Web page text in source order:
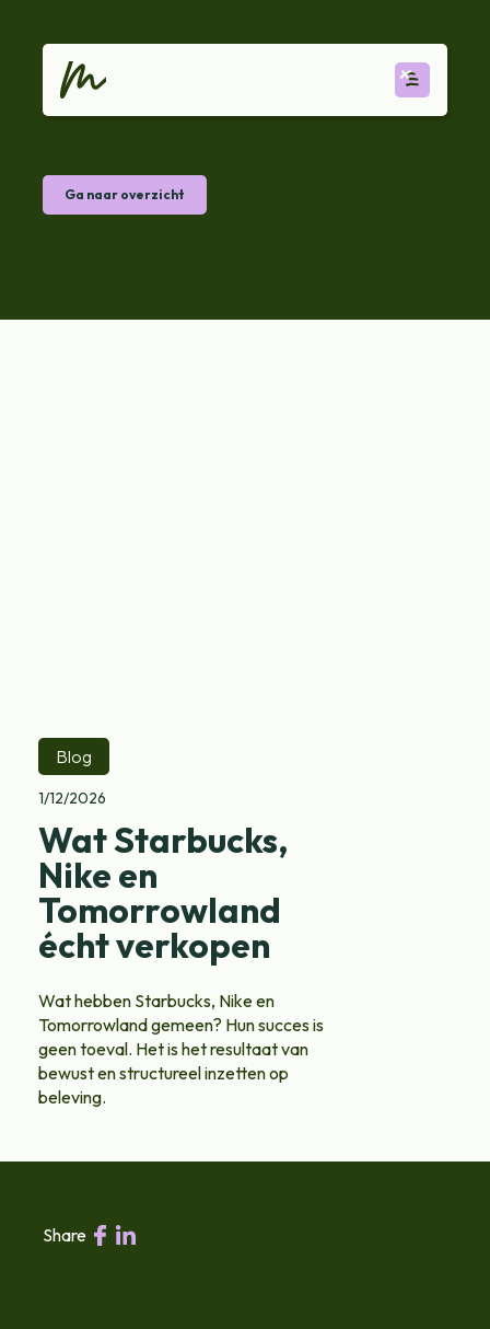
Ga naar overzicht
Blog
1/12/2026
Wat Starbucks,
Nike en
Tomorrowland
écht verkopen
Wat hebben Starbucks, Nike en
Tomorrowland gemeen? Hun succes is
geen toeval. Het is het resultaat van
bewust en structureel inzetten op
beleving.
Share